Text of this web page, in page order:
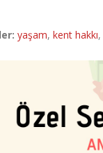
yaşam, kent hakkı,